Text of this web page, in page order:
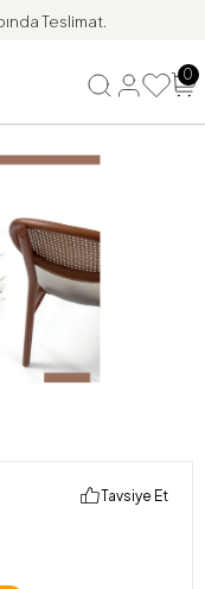
Teslimat.
0
Tavsiye Et